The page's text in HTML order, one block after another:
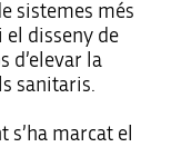
sistemes més
el disseny de
d’elevar la
sanitaris.
s’ha marcat el